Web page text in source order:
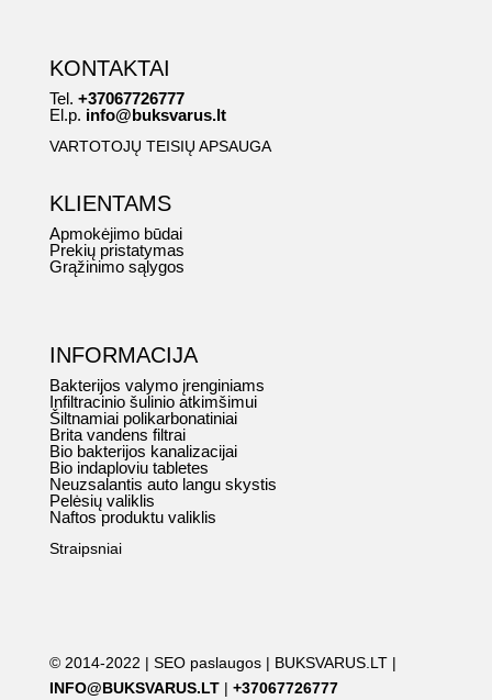
KONTAKTAI
Tel. +37067726777
El.p. info@buksvarus.lt
VARTOTOJŲ TEISIŲ APSAUGA
KLIENTAMS
Apmokėjimo būdai
Prekių pristatymas
Grąžinimo sąlygos
INFORMACIJA
Bakterijos valymo įrenginiams
Infiltracinio šulinio atkimšimui
Šiltnamiai polikarbonatiniai
Brita vandens filtrai
Bio bakterijos kanalizacijai
Bio indaploviu tabletes
Neuzsalantis auto langu skystis
Pelėsių valiklis
Naftos produktu valiklis
Straipsniai
© 2014-2022 | SEO paslaugos| BUKSVARUS.LT|
INFO@BUKSVARUS.LT| +37067726777